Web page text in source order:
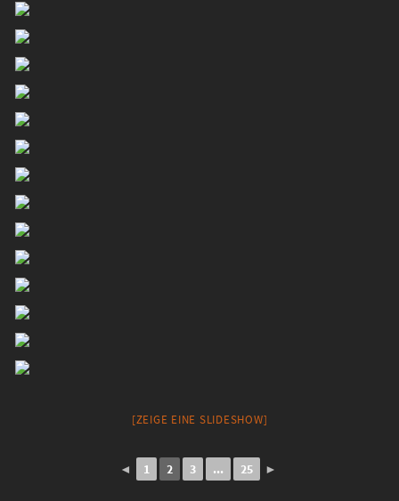
[ZEIGE EINE SLIDESHOW]
◄ 1 2 3 ... 25 ►